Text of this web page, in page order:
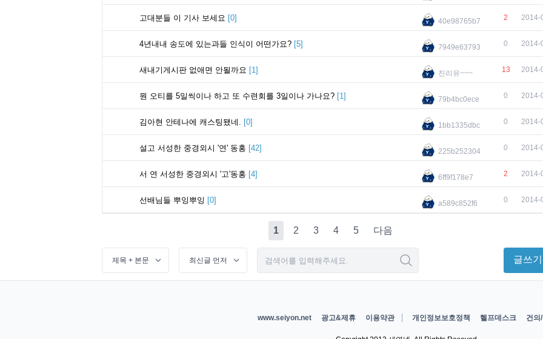
고대분들 이 기사 보세요 [0] 40e98765b7 2 2014-
4년내내 송도에 있는과들 인식이 어떤가요? [5] 7949e63793 0 2014-
새내기게시판 없애면 안될까요 [1] 진리유~~~ 13 2014-
뭔 오티를 5일씩이나 하고 또 수련회를 3일이나 가나요? [1] 79b4bc0ece 0 2014-
김아현 안테나에 캐스팅됐네. [0] 1bb1335dbc 0 2014-
설고 서성한 중경외시 '연' 동홍 [42] 225b252304 0 2014-
서 연 서성한 중경외시 '고'동홍 [4] 6ff9f178e7 2 2014-
선배님들 뿌잉뿌잉 [0] a589c852f6 0 2014-
1 2 3 4 5 다음
글쓰기
www.seiyon.net 광고&제휴 이용약관 개인정보보호정책 헬프데스크 건의